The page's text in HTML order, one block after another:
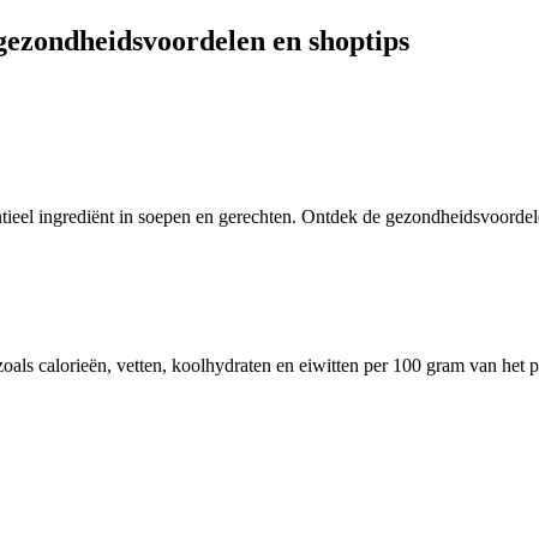
en shoptips
ingrediënt in soepen en gerechten. Ontdek de
calorieën, vetten, koolhydraten en eiwitten per 100 gram van het